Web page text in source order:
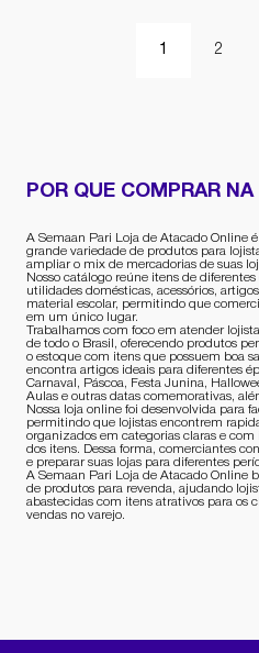
1 2
POR QUE COMPRAR
A Semaan Pari Loja de Atacado Online
grande variedade de produtos para
ampliar o mix de mercadorias de suas
Nosso catálogo reúne itens de
utilidades domésticas, acessórios,
material escolar, permitindo que
em um único lugar.
Trabalhamos com foco em atender
de todo o Brasil, oferecendo produtos
o estoque com itens que possuem boa
encontra artigos ideais para diferentes
Carnaval, Páscoa, Festa Junina,
Aulas e outras datas comemorativas,
Nossa loja online foi desenvolvida para
permitindo que lojistas encontrem
organizados em categorias claras e
dos itens. Dessa forma, comerciantes
e preparar suas lojas para diferentes
A Semaan Pari Loja de Atacado Online
de produtos para revenda, ajudando
abastecidas com itens atrativos para os
vendas no varejo.